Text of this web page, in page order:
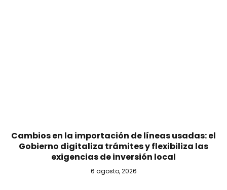
Cambios en la importación de líneas usadas: el
Gobierno digitaliza trámites y flexibiliza las
exigencias de inversión local
6 agosto, 2026